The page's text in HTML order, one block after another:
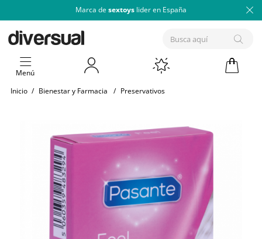
Marca de sextoys lider en España
Menú
Inicio / Bienestar y Farmacia / Preservativos